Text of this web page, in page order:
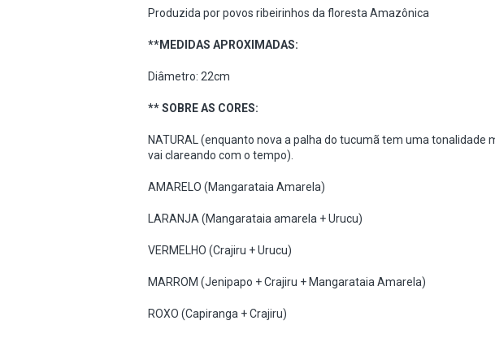
Produzida por povos ribeirinhos da floresta Amazônica
**MEDIDAS APROXIMADAS:
Diâmetro: 22cm
** SOBRE AS CORES:
NATURAL (enquanto nova a palha do tucumã tem uma tonalidade
vai clareando com o tempo).
AMARELO (Mangarataia Amarela)
LARANJA (Mangarataia amarela + Urucu)
VERMELHO (Crajiru + Urucu)
MARROM (Jenipapo + Crajiru + Mangarataia Amarela)
ROXO (Capiranga + Crajiru)